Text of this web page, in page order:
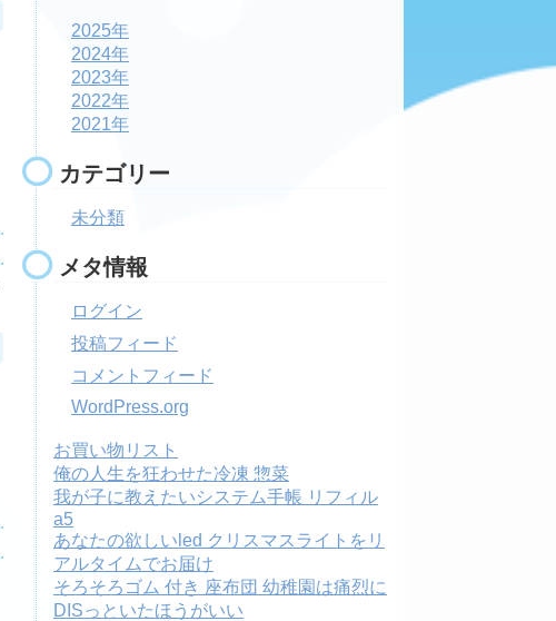
2025年
2024年
2023年
2022年
2021年
カテゴリー
未分類
メタ情報
ログイン
投稿フィード
コメントフィード
WordPress.org
お買い物リスト
俺の人生を狂わせた冷凍 惣菜
我が子に教えたいシステム手帳 リフィル
a5
あなたの欲しいled クリスマスライトをリ
アルタイムでお届け
そろそろゴム 付き 座布団 幼稚園は痛烈に
DISっといたほうがいい